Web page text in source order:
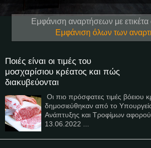
Εμφάνιση αναρτήσεων με ετικέτα
Εμφάνιση όλων των
Ποιές είναι οι τιμές του
μοσχαρίσιου κρέατος και πώς
διακυβεύονται
Οι πιο πρόσφατες τιμές βόειου
δημοσιεύθηκαν από το
Ανάπτυξης και Τροφίμων
13.06.2022 ...